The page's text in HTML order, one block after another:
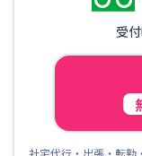
受
社宅代行・出張・転